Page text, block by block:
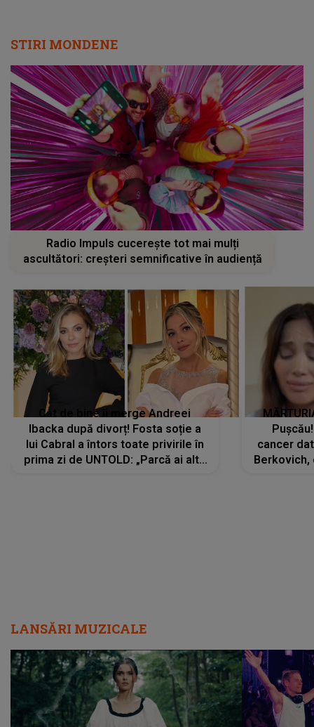
STIRI MONDENE
Radio Impuls cucerește tot mai mulți
ascultători: creșteri semnificative în audiență
Cât de bine îi merge Andreei
Ibacka după divorț! Fosta soție a
lui Cabral a întors toate privirile în
prima zi de UNTOLD: „Parcă ai altă
cancer
LANSĂRI MUZICALE